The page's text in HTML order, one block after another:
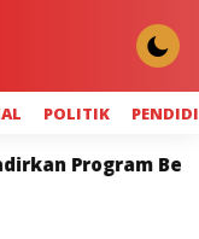
POLITIK
Bermanfaat